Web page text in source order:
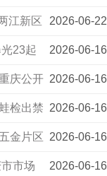
款等 2026-06-22
江新区
2026-06-16
23起
2026-06-16
庆公开
2026-06-16
检出禁
2026-06-16
金片区
尖安 2026-06-16
市场